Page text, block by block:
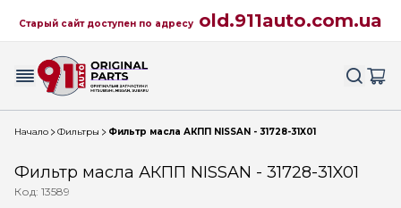
Старый сайт доступен по адресу old.911auto.com.ua
Начало Фильтры Фильтр масла АКПП NISSAN - 31728-31X01
Фильтр масла АКПП NISSAN - 31728-31X01
Код: 13589